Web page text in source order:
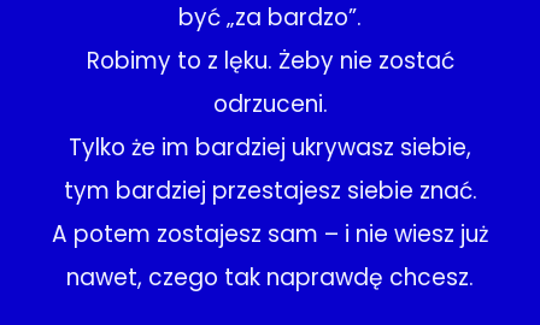
być „za bardzo”.
Robimy to z lęku. Żeby nie zostać
odrzuceni.
Tylko że im bardziej ukrywasz siebie,
tym bardziej przestajesz siebie znać.
A potem zostajesz sam – i nie wiesz już
nawet, czego tak naprawdę chcesz.